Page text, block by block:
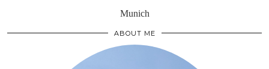
Munich
ABOUT ME